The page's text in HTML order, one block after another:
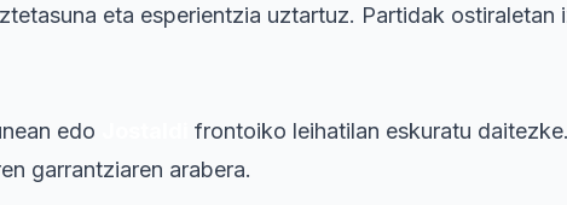
eta esperientzia uztartuz. Partidak ostiraletan
edo
frontoiko leihatilan eskuratu
garrantziaren arabera.